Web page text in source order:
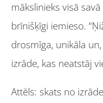
mākslinieks visā
brīnišķīgi iemieso.
drosmīga, unikāla
izrāde, kas neatstāj
Attēls: skats no